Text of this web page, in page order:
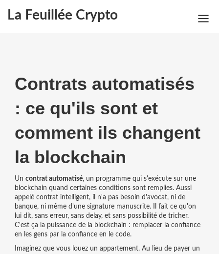
La Feuillée Crypto
Contrats automatisés
: ce qu'ils sont et
comment ils changent
la blockchain
Un contrat automatisé, un programme qui s'exécute sur une
blockchain quand certaines conditions sont remplies. Aussi
appelé contrat intelligent, il n'a pas besoin d'avocat, ni de
banque, ni même d'une signature manuscrite. Il fait ce qu'on
lui dit, sans erreur, sans delay, et sans possibilité de tricher.
C'est ça la puissance de la blockchain : remplacer la confiance
en les gens par la confiance en le code.
Imaginez que vous louez un appartement. Au lieu de payer un